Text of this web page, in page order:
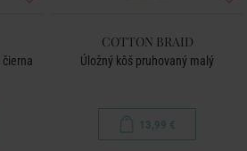
čierna
COTTON BRAID
Úložný kôš pruhovaný malý
13,99 €